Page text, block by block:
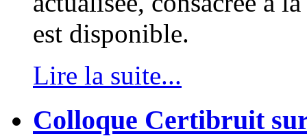
est disponible.
Lire la suite...
Colloque Certibruit